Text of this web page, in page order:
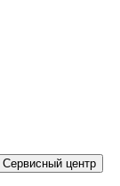
Сервисный центр